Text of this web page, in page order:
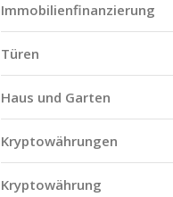
Immobilienfinanzierung
Türen
Haus und Garten
Kryptowährungen
Kryptowährung